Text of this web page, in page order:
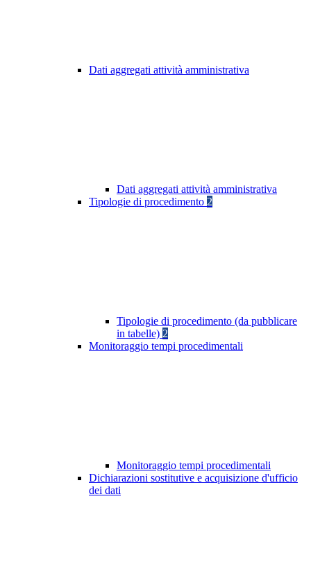
Dati aggregati attività amministrativa
Dati aggregati attività amministrativa
Tipologie di procedimento 2
Tipologie di procedimento (da pubblicare
in tabelle) 2
Monitoraggio tempi procedimentali
Monitoraggio tempi procedimentali
Dichiarazioni sostitutive e acquisizione d'ufficio
dei dati